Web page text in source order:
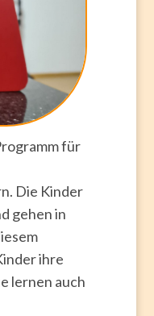
für
Die Kinder
gehen in
ihre
lernen auch